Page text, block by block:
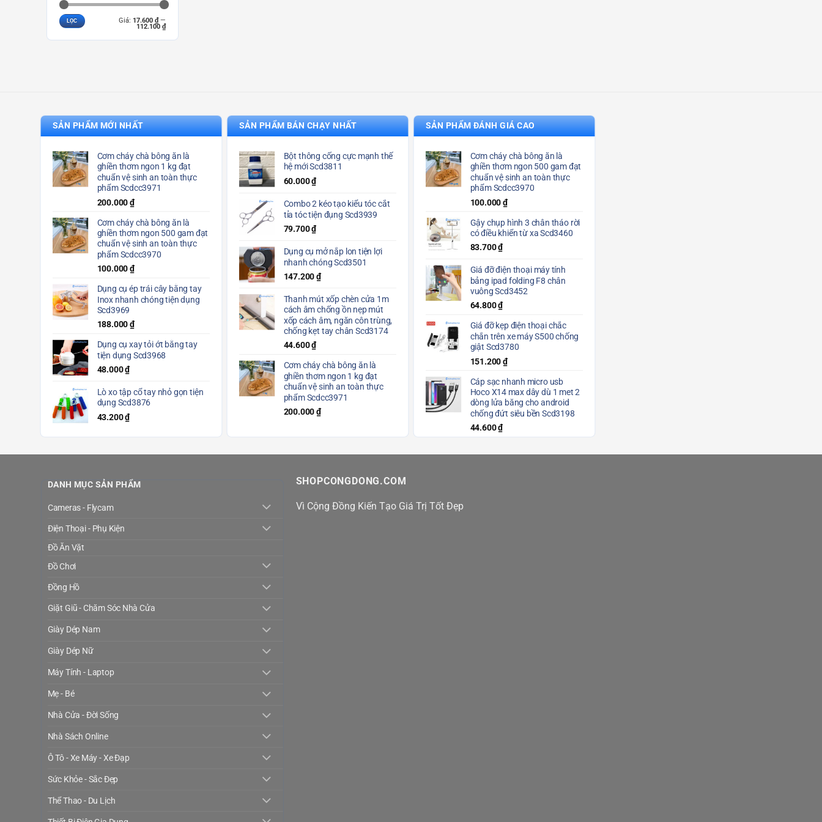
Giá
tối
thiểu
Giá
tối
đa
LỌC Giá: 17.600 ₫—
112.100 ₫
SẢN PHẨM MỚI NHẤT
Cơm cháy chà bông ăn là
ghiền thơm ngon 1 kg đạt
chuẩn vệ sinh an toàn thực
phẩm Scdcc3971
200.000₫
Cơm cháy chà bông ăn là
ghiền thơm ngon 500 gam đạt
chuẩn vệ sinh an toàn thực
phẩm Scdcc3970
100.000₫
Dụng cụ ép trái cây bằng tay
Inox nhanh chóng tiện dụng
Scd3969
188.000₫
Dụng cụ xay tỏi ớt bằng tay
tiện dụng Scd3968
48.000₫
Lò xo tập cổ tay nhỏ gọn tiện
dụng Scd3876
43.200₫
SẢN PHẨM BÁN CHẠY NHẤT
Bột thông cống cực mạnh thế
hệ mới Scd3811
60.000₫
Combo 2 kéo tạo kiểu tóc cắt
tỉa tóc tiện đụng Scd3939
79.700₫
Dụng cụ mở nắp lon tiện lợi
nhanh chóng Scd3501
147.200₫
Thanh mút xốp chèn cửa 1m
cách âm chống ồn nẹp mút
xốp cách âm, ngăn côn trùng,
chống kẹt tay chân Scd3174
44.600₫
Cơm cháy chà bông ăn là
ghiền thơm ngon 1 kg đạt
chuẩn vệ sinh an toàn thực
phẩm Scdcc3971
200.000₫
SẢN PHẨM ĐÁNH GIÁ CAO
Cơm cháy chà bông ăn là
ghiền thơm ngon 500 gam đạt
chuẩn vệ sinh an toàn thực
phẩm Scdcc3970
100.000₫
Gậy chụp hình 3 chân tháo rời
có điều khiển từ xa Scd3460
83.700₫
Giá đỡ điện thoại máy tính
bảng ipad folding F8 chân
vuông Scd3452
64.800₫
Giá đỡ kẹp điện thoại chắc
chắn trên xe máy S500 chống
giật Scd3780
151.200₫
Cáp sạc nhanh micro usb
Hoco X14 max dây dù 1 met 2
dòng lửa băng cho android
chống đứt siêu bền Scd3198
44.600₫
DANH MỤC SẢN PHẨM
Cameras - Flycam
Điện Thoại - Phụ Kiện
Đồ Ăn Vặt
Đồ Chơi
Đồng Hồ
Giặt Giũ - Chăm Sóc Nhà Cửa
Giày Dép Nam
Giày Dép Nữ
Máy Tính - Laptop
Mẹ - Bé
Nhà Cửa - Đời Sống
Nhà Sách Online
Ô Tô - Xe Máy - Xe Đạp
Sức Khỏe - Sắc Đẹp
Thể Thao - Du Lịch
SHOPCONGDONG.COM
Vì Cộng Đồng Kiến Tạo Giá Trị Tốt Đẹp